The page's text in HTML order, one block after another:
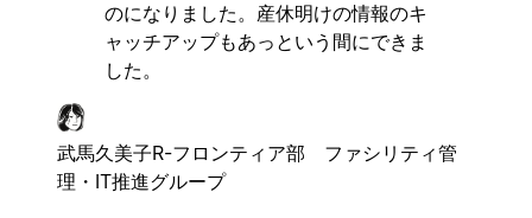
のになりました。産休明けの情報のキ
ャッチアップもあっという間にできま
した。
武馬久美子R-フロンティア部 ファシリティ管
理・IT推進グループ